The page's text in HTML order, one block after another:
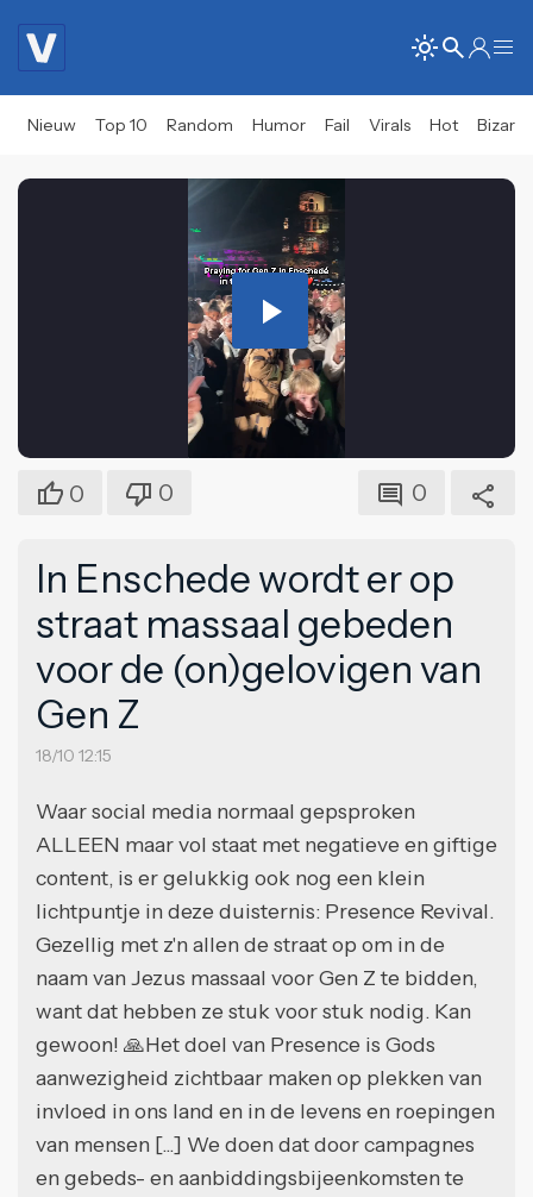
Nieuw Top 10 Random Humor Fail Virals Hot Bizar
Play
Video
0 0 0
In Enschede wordt er op
straat massaal gebeden
voor de (on)gelovigen van
Gen Z
18/10 12:15
Waar social media normaal gepsproken
ALLEEN maar vol staat met negatieve en giftige
content, is er gelukkig ook nog een klein
lichtpuntje in deze duisternis: Presence Revival.
Gezellig met z'n allen de straat op om in de
naam van Jezus massaal voor Gen Z te bidden,
want dat hebben ze stuk voor stuk nodig. Kan
gewoon! 🙏Het doel van Presence is Gods
aanwezigheid zichtbaar maken op plekken van
invloed in ons land en in de levens en roepingen
van mensen [...] We doen dat door campagnes
en gebeds- en aanbiddingsbijeenkomsten te